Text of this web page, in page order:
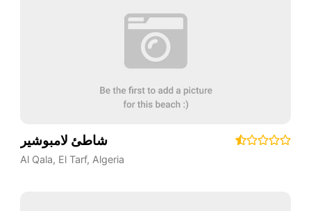
شاطئ لامبوشير
Al Qala, El Tarf, Algeria